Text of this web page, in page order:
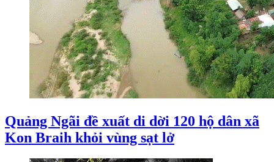
Quảng Ngãi đề xuất di dời 120 hộ dân xã
Kon Braih khỏi vùng sạt lở